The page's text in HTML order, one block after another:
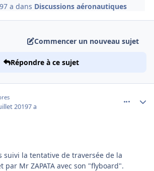
7 a dans Discussions aéronautiques
Commencer un nouveau sujet
Répondre à ce sujet
20197 a
suivi la tentative de traversée de la
par Mr ZAPATA avec son "flyboard".